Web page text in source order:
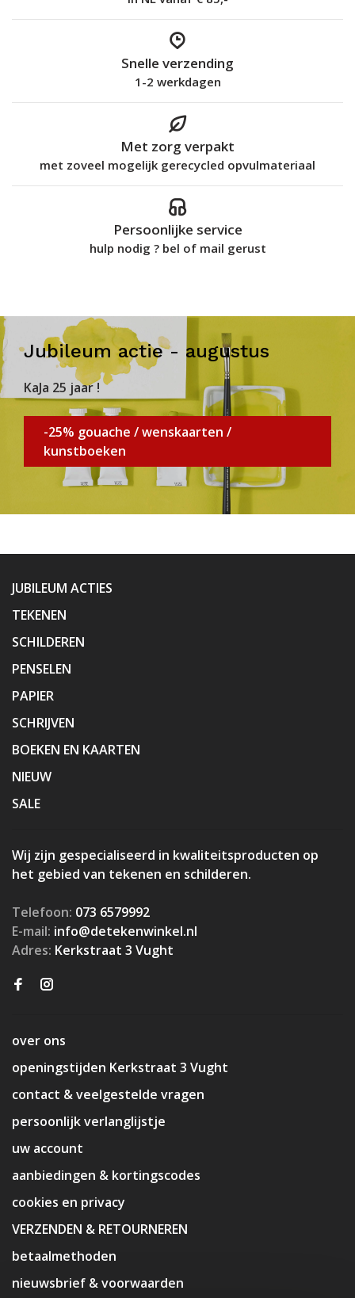
Snelle verzending
1-2 werkdagen
Met zorg verpakt
met zoveel mogelijk gerecycled opvulmateriaal
Persoonlijke service
hulp nodig ? bel of mail gerust
Jubileum actie - augustus
KaJa 25 jaar !
-25% gouache / wenskaarten /
kunstboeken
JUBILEUM ACTIES
TEKENEN
SCHILDEREN
PENSELEN
PAPIER
SCHRIJVEN
BOEKEN EN KAARTEN
NIEUW
SALE
Wij zijn gespecialiseerd in kwaliteitsproducten op
het gebied van tekenen en schilderen.
Telefoon: 073 6579992
E-mail: info@detekenwinkel.nl
Adres: Kerkstraat 3 Vught
over ons
openingstijden Kerkstraat 3 Vught
contact & veelgestelde vragen
persoonlijk verlanglijstje
uw account
aanbiedingen & kortingscodes
cookies en privacy
VERZENDEN & RETOURNEREN
betaalmethoden
nieuwsbrief & voorwaarden